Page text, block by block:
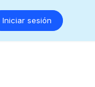
Iniciar sesión